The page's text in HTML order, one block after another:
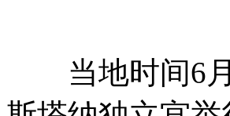
当地时间6月